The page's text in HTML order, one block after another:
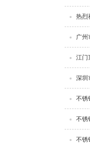
热烈
广州
江门
深圳
不锈
不锈
不锈